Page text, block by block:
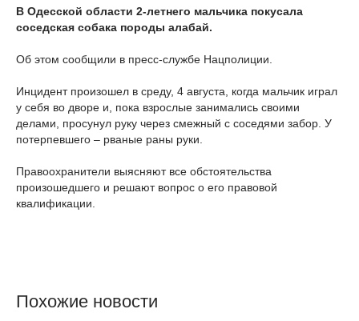
В Одесской области 2-летнего мальчика покусала
соседская собака породы алабай.
Об этом сообщили в пресс-службе Нацполиции.
Инцидент произошел в среду, 4 августа, когда мальчик играл
у себя во дворе и, пока взрослые занимались своими
делами, просунул руку через смежный с соседями забор. У
потерпевшего – рваные раны руки.
Правоохранители выясняют все обстоятельства
произошедшего и решают вопрос о его правовой
квалификации.
Похожие новости